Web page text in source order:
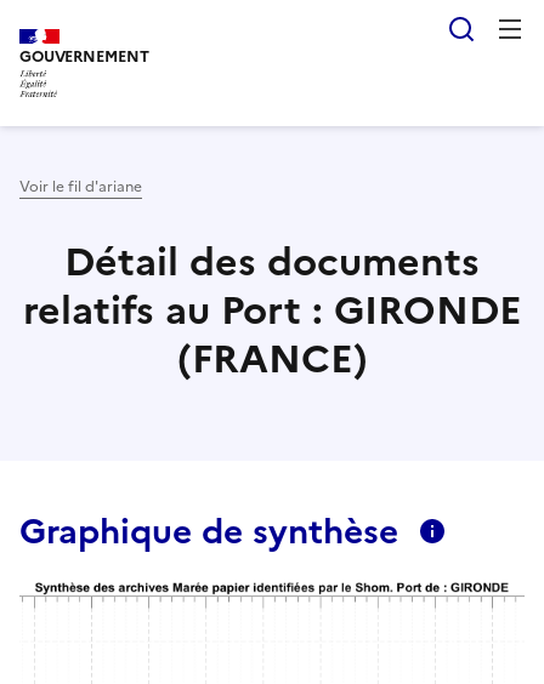
au
contenu
principal
GOUVERNEMENT
Voir le fil d'ariane
Détail des documents
relatifs au Port : GIRONDE
(FRANCE)
Graphique de synthèse